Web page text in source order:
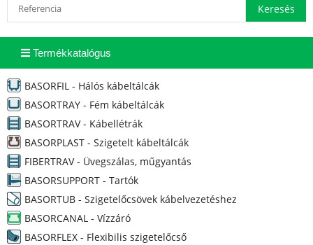
Termékkatalógus
BASORFIL - Hálós kábeltálcák
BASORTRAY - Fém kábeltálcák
BASORTRAV - Kábellétrák
BASORPLAST - Szigetelt kábeltálcák
FIBERTRAV - Üvegszálas, műgyantás
BASORSUPPORT - Tartók
BASORTUB - Szigetelőcsövek kábelvezetéshez
BASORCANAL - Vízzáró
BASORFLEX - Flexibilis szigetelőcső